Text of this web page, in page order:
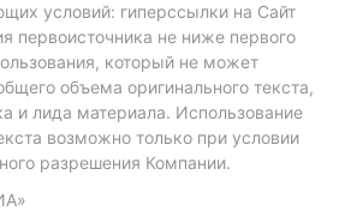
условий: гиперссылки на Сайт
первоисточника не ниже первого
который не может
объема оригинального текста,
и лида материала. Использование
возможно только при условии
разрешения Компании.